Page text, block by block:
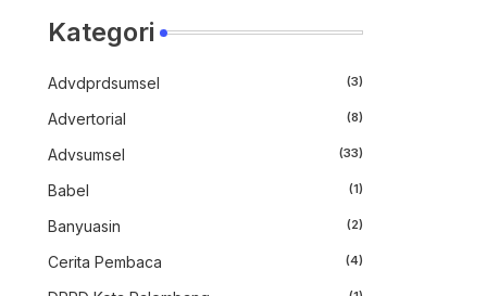
Kategori
Advdprdsumsel (3)
Advertorial (8)
Advsumsel (33)
Babel (1)
Banyuasin (2)
Cerita Pembaca (4)